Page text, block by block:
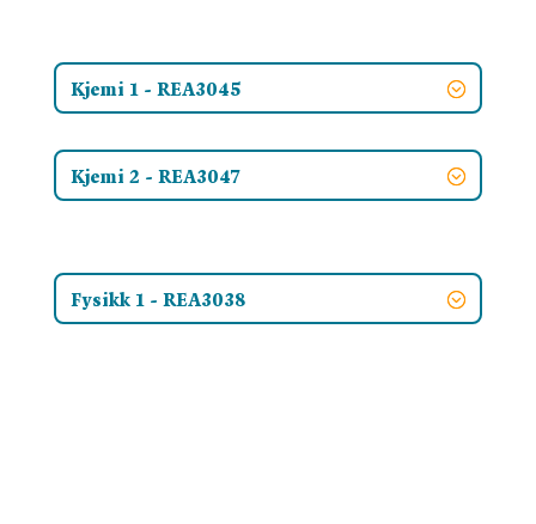
Kjemi 1 - REA3045
Kjemi 2 - REA3047
Fysikk 1 - REA3038